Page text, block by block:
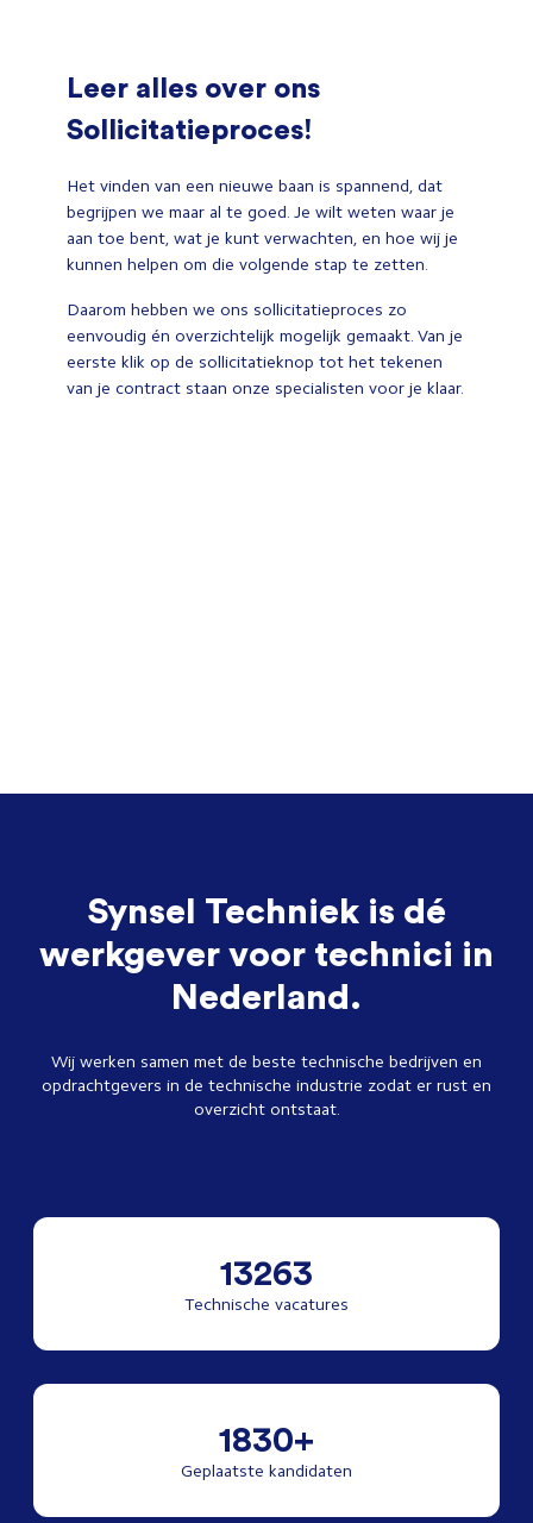
Leer alles over ons
Sollicitatieproces!
Het vinden van een nieuwe baan is spannend, dat
begrijpen we maar al te goed. Je wilt weten waar je
aan toe bent, wat je kunt verwachten, en hoe wij je
kunnen helpen om die volgende stap te zetten.
Daarom hebben we ons sollicitatieproces zo
eenvoudig én overzichtelijk mogelijk gemaakt. Van je
eerste klik op de sollicitatieknop tot het tekenen
van je contract staan onze specialisten voor je klaar.
Synsel Techniek is dé
werkgever voor technici in
Nederland.
Wij werken samen met de beste technische bedrijven en
opdrachtgevers in de technische industrie zodat er rust en
overzicht ontstaat.
13263
Technische vacatures
1830+
Geplaatste kandidaten